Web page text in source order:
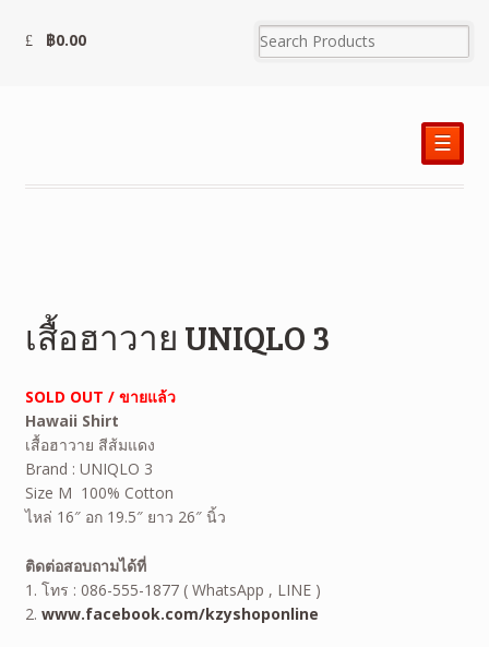
฿0.00
☰
เสื้อฮาวาย UNIQLO 3
SOLD OUT / ขายแล้ว
Hawaii Shirt
เสื้อฮาวาย สีส้มแดง
Brand : UNIQLO 3
Size M 100% Cotton
ไหล่ 16″ อก 19.5″ ยาว 26″ นิ้ว
ติดต่อสอบถามได้ที่
1. โทร : 086-555-1877 ( WhatsApp , LINE )
2. www.facebook.com/kzyshoponline